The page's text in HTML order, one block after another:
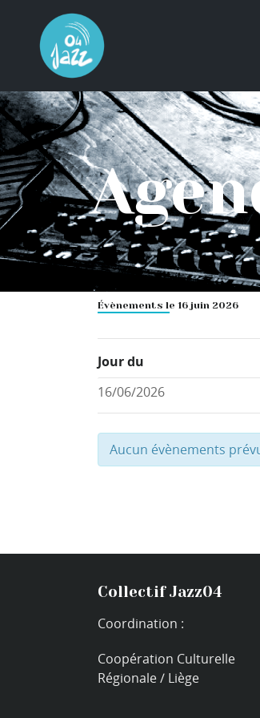
Évènements le 16 juin 2026
Jour du
Aucun évènements
Collectif Jazz04
Coordination :
Coopération Culturelle
Régionale / Liège